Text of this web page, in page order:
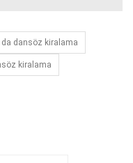
da dansöz kiralama
kiralama